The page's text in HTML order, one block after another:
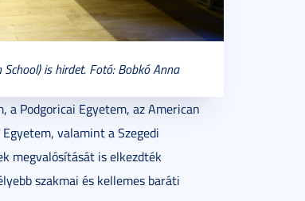
is hirdet. Fotó: Bobkó Anna
a Podgoricai Egyetem, az American
valamint a Szegedi
megvalósítását is elkezdték
szakmai és kellemes baráti